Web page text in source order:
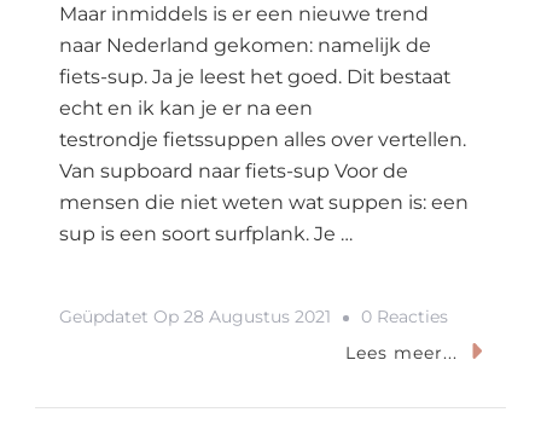
Maar inmiddels is er een nieuwe trend
naar Nederland gekomen: namelijk de
fiets-sup. Ja je leest het goed. Dit bestaat
echt en ik kan je er na een
testrondje fietssuppen alles over vertellen.
Van supboard naar fiets-sup Voor de
mensen die niet weten wat suppen is: een
sup is een soort surfplank. Je …
Geüpdatet Op 28 Augustus 2021 0 ReactiesOp
Suppen
Lees meer...